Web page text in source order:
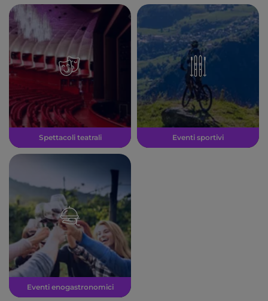
Spettacoli teatrali Eventi sportivi
Eventi enogastronomici